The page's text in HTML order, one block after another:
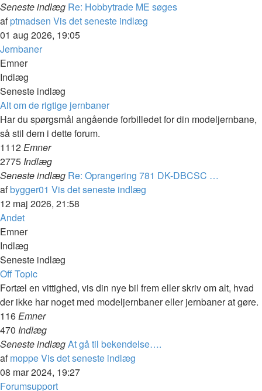
Seneste indlæg Re: Hobbytrade ME søges
afptmadsen Vis det seneste indlæg
01 aug 2026, 19:05
Jernbaner
Emner
Indlæg
Seneste indlæg
Alt om de rigtige jernbaner
Har du spørgsmål angående forbilledet for din modeljernbane,
så stil dem i dette forum.
1112Emner
2775 Indlæg
Seneste indlæg Re: Oprangering 781 DK-DBCSC …
afbygger01 Vis det seneste indlæg
12 maj 2026, 21:58
Andet
Emner
Indlæg
Seneste indlæg
Off Topic
Fortæl en vittighed, vis din nye bil frem eller skriv om alt, hvad
der ikke har noget med modeljernbaner eller jernbaner at gøre.
116Emner
470 Indlæg
Seneste indlægAt gå til bekendelse….
afmoppeVis det seneste indlæg
08 mar 2024, 19:27
Forumsupport